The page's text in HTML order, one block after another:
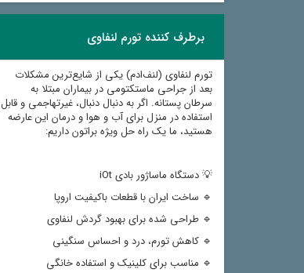
برطرف کننده تورم لنفاوی
تورم لنفاوی (لنف‌ادم) یکی از شایع‌ترین مشکلات
بعد از جراحی ماستکتومی در بیماران مبتلا به
سرطان پستانه. اگر به دنبال دنبال، غیرتهاجمی و قابل
استفاده در منزل برای آب و هوا و درمان این عارضه
هستید، ما یک راه حل ویژه براتون داریم:
💡 دستگاه ماساژور بادی iOt
🔹 ساخت ایران با قطعات باکیفیت اروپا
🔹 طراحی شده برای بهبود گردش لنفاوی
🔹 کاهش تورم، درد و احساس سنگینی
🔹 مناسب برای کلینیک و استفاده خانگی